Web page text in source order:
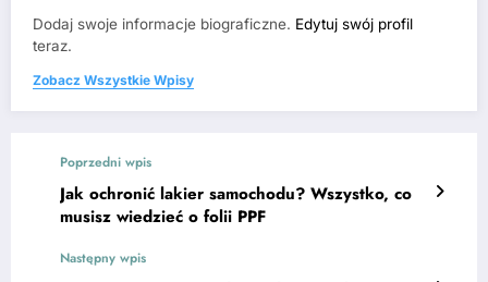
Dodaj swoje informacje biograficzne. Edytuj swój profil
teraz.
Zobacz Wszystkie Wpisy
Poprzedni wpis
Jak ochronić lakier samochodu? Wszystko, co
musisz wiedzieć o folii PPF
Następny wpis